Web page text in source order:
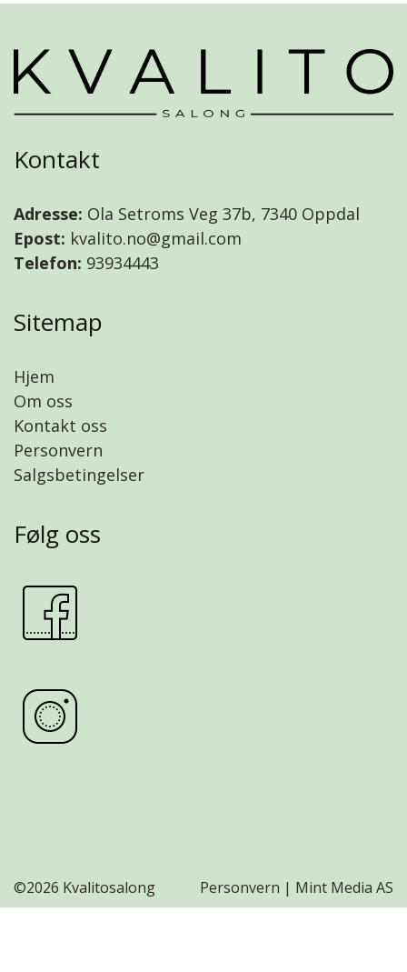
Kontakt
Adresse: Ola Setroms Veg 37b, 7340 Oppdal
Epost: kvalito.no@gmail.com
Telefon: 93934443
Sitemap
Hjem
Om oss
Kontakt oss
Personvern
Salgsbetingelser
Følg oss
©2026 Kvalitosalong Personvern | Mint Media AS